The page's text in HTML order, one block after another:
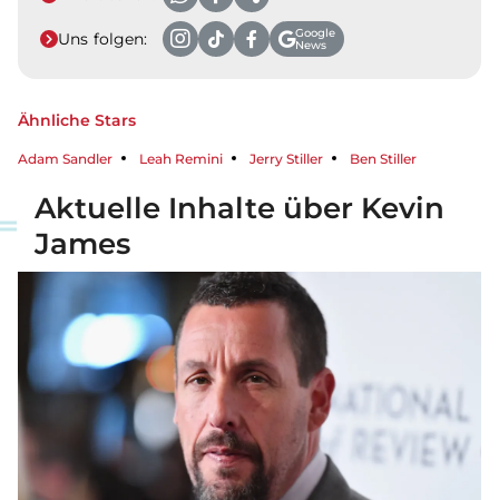
Uns folgen:
Google
News
Ähnliche Stars
Adam Sandler Leah Remini Jerry Stiller Ben Stiller
Aktuelle Inhalte über Kevin
James